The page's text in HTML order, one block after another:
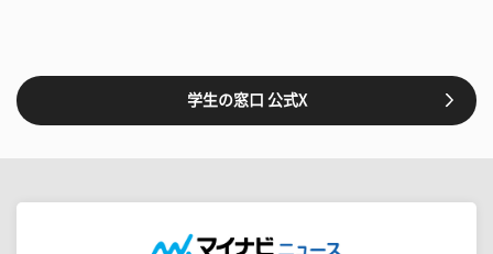
学生の窓口 公式X